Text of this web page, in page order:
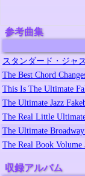
参考曲集
スタンダード・ジャ
The Best Chord
This Is The Ultimate
The Ultimate Jazz
The Real Little
The Ultimate
The Real Book Volume
収録アルバム